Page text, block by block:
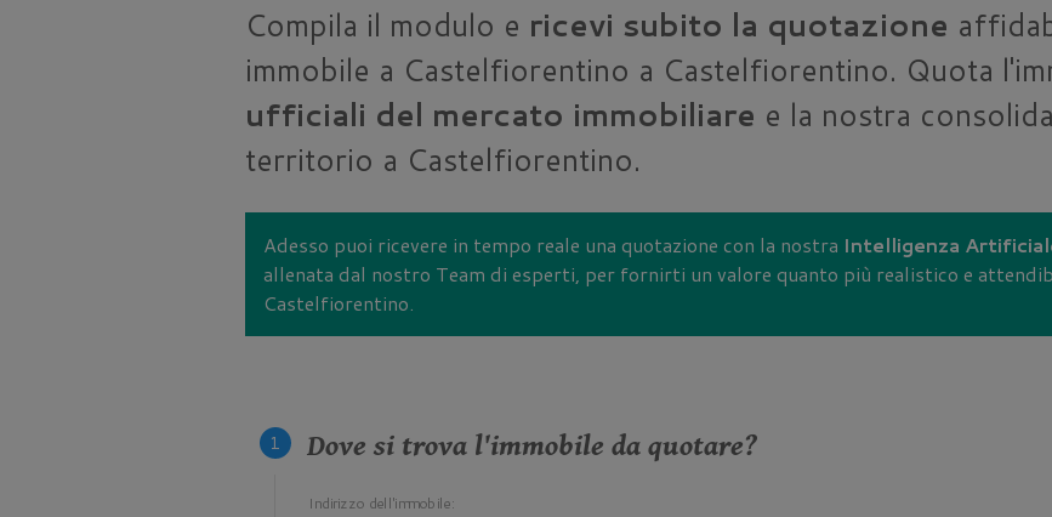
Compila il modulo e ricevi subito la quotazione
immobile a Castelfiorentino a Castelfiorentino. Quota
ufficiali del mercato immobiliare e la nostra
territorio a Castelfiorentino.
Adesso puoi ricevere in tempo reale una quotazione con la nostra Intelligenza
allenata dal nostro Team di esperti, per fornirti un valore quanto più realistico e
Castelfiorentino.
Dove si trova l'immobile da quotare?
Indirizzo dell'immobile: